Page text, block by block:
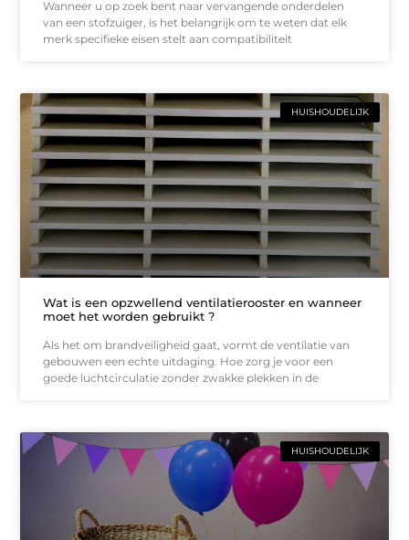
Wanneer u op zoek bent naar vervangende onderdelen
van een stofzuiger, is het belangrijk om te weten dat elk
merk specifieke eisen stelt aan compatibiliteit
HUISHOUDELIJK
Wat is een opzwellend ventilatierooster en wanneer
moet het worden gebruikt ?
Als het om brandveiligheid gaat, vormt de ventilatie van
gebouwen een echte uitdaging. Hoe zorg je voor een
goede luchtcirculatie zonder zwakke plekken in de
HUISHOUDELIJK